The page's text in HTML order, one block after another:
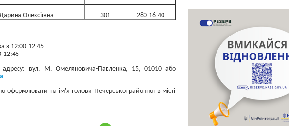
Олексіївна 301 280-16-40
з 12:00-12:45
12:45
адресу: вул. М. Омеляновича-Павленка, 15, 01010 або
оформлювати на ім'я голови Печерської районної в місті